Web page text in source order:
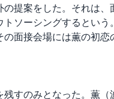
提案をした。それは
ソーシングするとい
面接会場には薫の初
すのみとなった。薫